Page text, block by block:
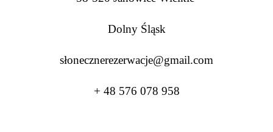
Dolny Śląsk
słonecznerezerwacje@gmail.com
+ 48 576 078 958